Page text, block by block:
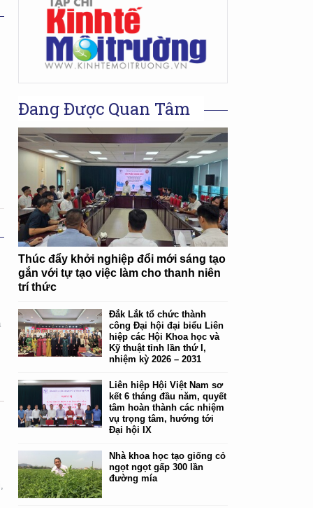
Đang Được Quan Tâm
Thúc đẩy khởi nghiệp đổi mới sáng tạo
gắn với tự tạo việc làm cho thanh niên
trí thức
Đắk Lắk tổ chức thành
công Đại hội đại biểu Liên
hiệp các Hội Khoa học và
Kỹ thuật tỉnh lần thứ I,
nhiệm kỳ 2026 – 2031
Liên hiệp Hội Việt Nam sơ
kết 6 tháng đầu năm, quyết
tâm hoàn thành các nhiệm
vụ trọng tâm, hướng tới
Đại hội IX
Nhà khoa học tạo giống cỏ
ngọt ngọt gấp 300 lần
đường mía